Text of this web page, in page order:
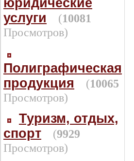
юридические
услуги
(10081
Просмотров)
Полиграфическая
продукция
(10065
Просмотров)
Туризм, отдых,
спорт
(9929
Просмотров)